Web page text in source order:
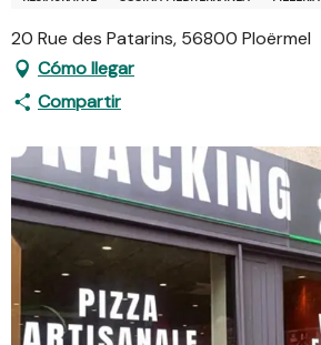
20 Rue des Patarins, 56800 Ploërmel
Cómo llegar
Compartir